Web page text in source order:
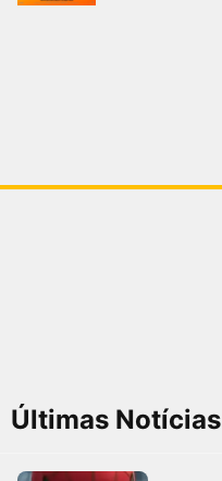
Últimas Notícias